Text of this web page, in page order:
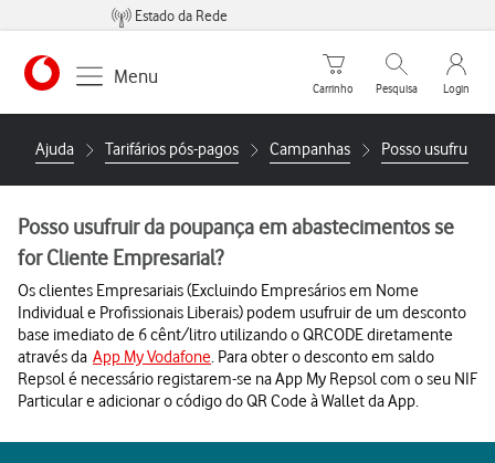
Estado da Rede
https://www.vodafone.pt
Menu
Carrinho de compras
Carrinho
Pesquisar
Pesquisa
My
Login
Ajuda Tarifários pós-pagos Campanhas Posso usufruir
Posso usufruir da poupança em abastecimentos se
for Cliente Empresarial?
Os clientes Empresariais (Excluindo Empresários em Nome
Individual e Profissionais Liberais) podem usufruir de um desconto
base imediato de 6 cênt/litro utilizando o QRCODE diretamente
através da App My Vodafone. Para obter o desconto em saldo
Repsol é necessário registarem-se na App My Repsol com o seu NIF
Particular e adicionar o código do QR Code à Wallet da App.